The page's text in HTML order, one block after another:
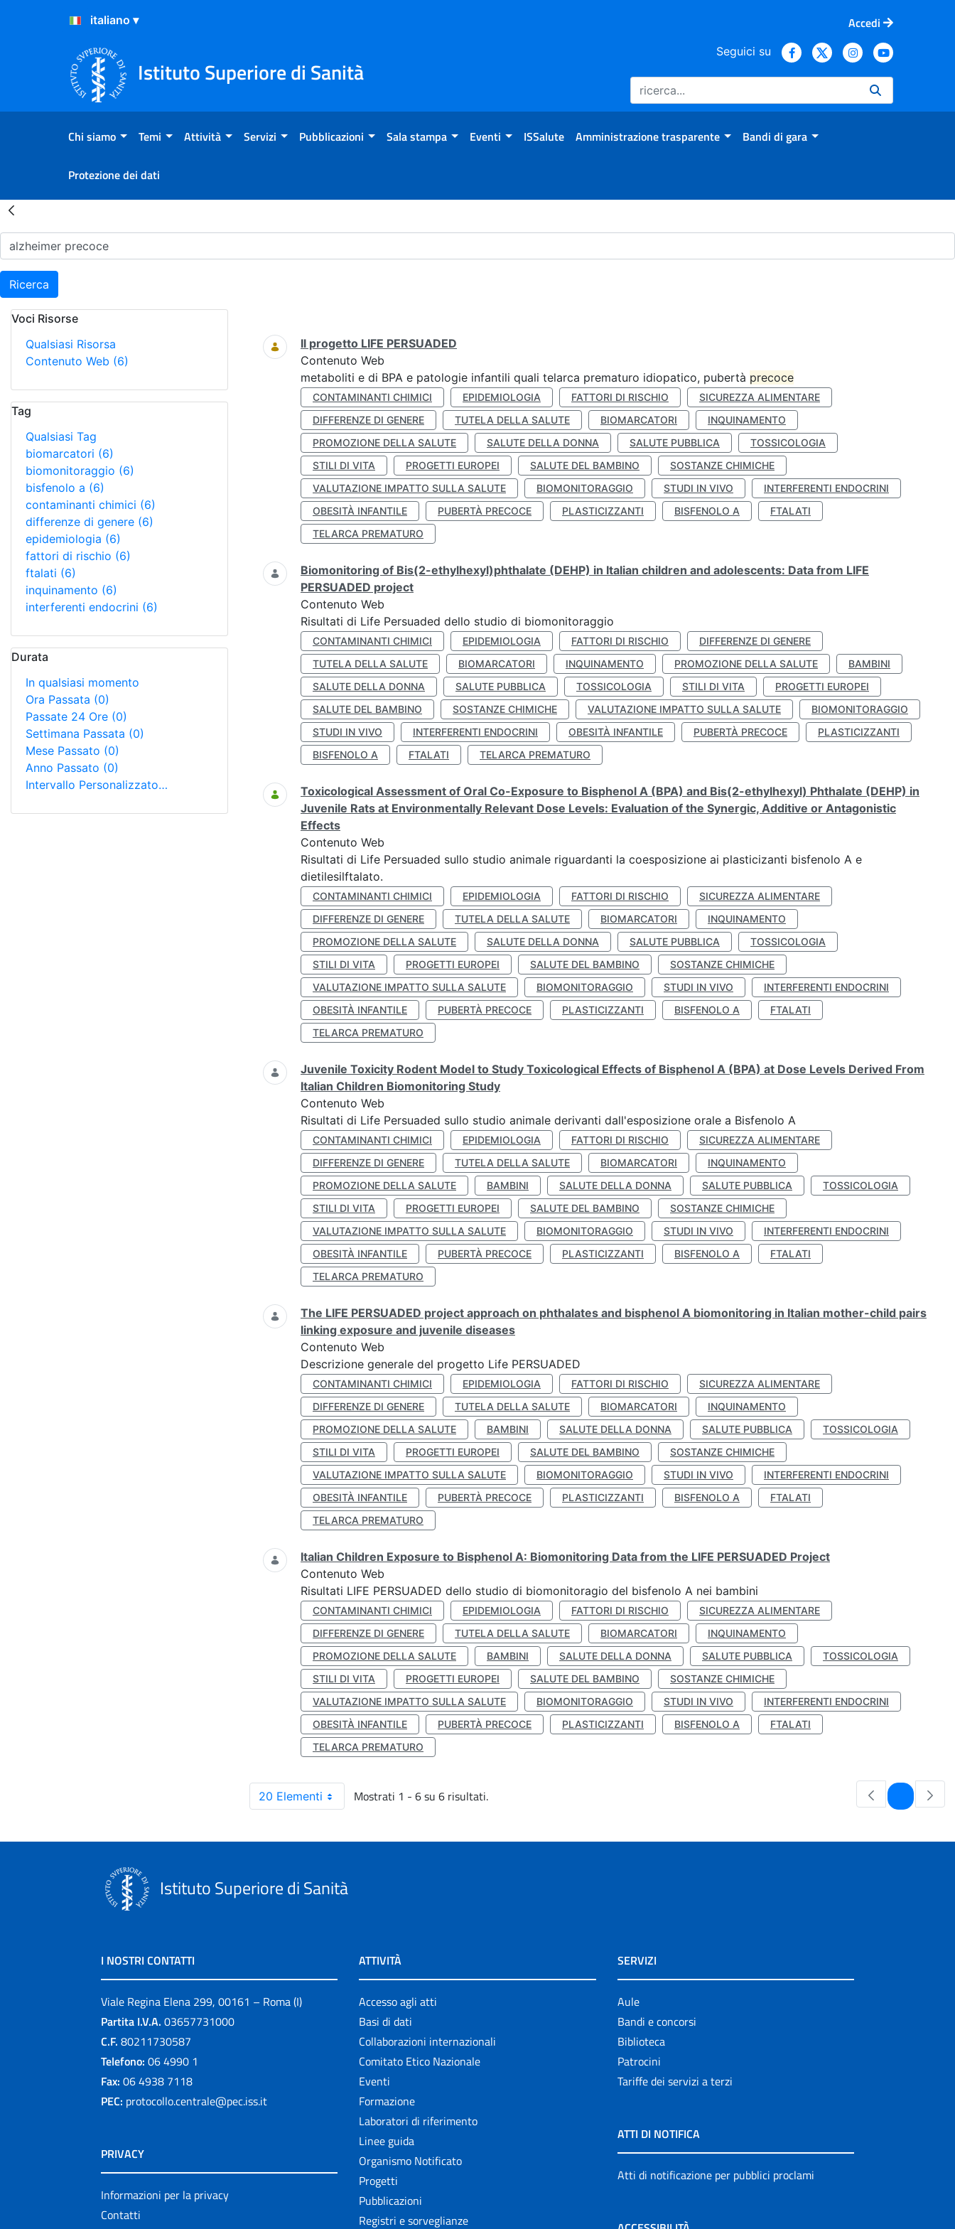
Salta al Contenuto
Salta al Footer
Accedi
Istituto Superiore di Sanità
Seguici su
Chi siamo Temi Attività Servizi Pubblicazioni Sala stampa Eventi ISSalute Amministrazione trasparente Bandi di gara
Protezione dei dati
Risultati della Ricerca - Home
Ricerca
Voci Risorse
Qualsiasi Risorsa
Contenuto Web (6)
Tag
Qualsiasi Tag
biomarcatori (6)
biomonitoraggio (6)
bisfenolo a (6)
contaminanti chimici (6)
differenze di genere (6)
epidemiologia (6)
fattori di rischio (6)
ftalati (6)
inquinamento (6)
interferenti endocrini (6)
Durata
In qualsiasi momento
Ora Passata (0)
Passate 24 Ore (0)
Settimana Passata (0)
Mese Passato (0)
Anno Passato (0)
Intervallo Personalizzato…
Ricerca
Il progetto LIFE PERSUADED
Contenuto Web
metaboliti e di BPA e patologie infantili quali telarca prematuro idiopatico, pubertà precoce
CONTAMINANTI CHIMICI EPIDEMIOLOGIA FATTORI DI RISCHIO
SICUREZZA ALIMENTARE
DIFFERENZE DI GENERE
TUTELA DELLA SALUTE BIOMARCATORI
INQUINAMENTO
PROMOZIONE DELLA SALUTE
SALUTE DELLA DONNA SALUTE PUBBLICA
TOSSICOLOGIA
STILI DI VITA
PROGETTI EUROPEI SALUTE DEL BAMBINO
SOSTANZE CHIMICHE
VALUTAZIONE IMPATTO SULLA SALUTE
BIOMONITORAGGIO STUDI IN VIVO
INTERFERENTI ENDOCRINI
OBESITÀ INFANTILE
PUBERTÀ PRECOCE PLASTICIZZANTI BISFENOLO A
FTALATI
TELARCA PREMATURO
Biomonitoring of Bis(2-ethylhexyl)phthalate (DEHP) in Italian children and adolescents: Data from LIFE
PERSUADED project
Contenuto Web
Risultati di Life Persuaded dello studio di biomonitoraggio
CONTAMINANTI CHIMICI EPIDEMIOLOGIA FATTORI DI RISCHIO
DIFFERENZE DI GENERE
TUTELA DELLA SALUTE
BIOMARCATORI INQUINAMENTO PROMOZIONE DELLA SALUTE
BAMBINI
SALUTE DELLA DONNA
SALUTE PUBBLICA TOSSICOLOGIA STILI DI VITA
PROGETTI EUROPEI
SALUTE DEL BAMBINO
SOSTANZE CHIMICHE VALUTAZIONE IMPATTO SULLA SALUTE
BIOMONITORAGGIO
STUDI IN VIVO
INTERFERENTI ENDOCRINI OBESITÀ INFANTILE PUBERTÀ PRECOCE
PLASTICIZZANTI
BISFENOLO A
FTALATI TELARCA PREMATURO
Toxicological Assessment of Oral Co-Exposure to Bisphenol A (BPA) and Bis(2-ethylhexyl) Phthalate (DEHP) in
Juvenile Rats at Environmentally Relevant Dose Levels: Evaluation of the Synergic, Additive or Antagonistic
Effects
Contenuto Web
Risultati di Life Persuaded sullo studio animale riguardanti la coesposizione ai plasticizanti bisfenolo A e
dietilesilftalato.
CONTAMINANTI CHIMICI EPIDEMIOLOGIA FATTORI DI RISCHIO
SICUREZZA ALIMENTARE
DIFFERENZE DI GENERE
TUTELA DELLA SALUTE BIOMARCATORI
INQUINAMENTO
PROMOZIONE DELLA SALUTE
SALUTE DELLA DONNA SALUTE PUBBLICA
TOSSICOLOGIA
STILI DI VITA
PROGETTI EUROPEI SALUTE DEL BAMBINO
SOSTANZE CHIMICHE
VALUTAZIONE IMPATTO SULLA SALUTE
BIOMONITORAGGIO STUDI IN VIVO
INTERFERENTI ENDOCRINI
OBESITÀ INFANTILE
PUBERTÀ PRECOCE PLASTICIZZANTI BISFENOLO A
FTALATI
TELARCA PREMATURO
Juvenile Toxicity Rodent Model to Study Toxicological Effects of Bisphenol A (BPA) at Dose Levels Derived From
Italian Children Biomonitoring Study
Contenuto Web
Risultati di Life Persuaded sullo studio animale derivanti dall'esposizione orale a Bisfenolo A
CONTAMINANTI CHIMICI EPIDEMIOLOGIA FATTORI DI RISCHIO
SICUREZZA ALIMENTARE
DIFFERENZE DI GENERE
TUTELA DELLA SALUTE BIOMARCATORI
INQUINAMENTO
PROMOZIONE DELLA SALUTE
BAMBINI SALUTE DELLA DONNA SALUTE PUBBLICA
TOSSICOLOGIA
STILI DI VITA
PROGETTI EUROPEI SALUTE DEL BAMBINO
SOSTANZE CHIMICHE
VALUTAZIONE IMPATTO SULLA SALUTE
BIOMONITORAGGIO STUDI IN VIVO
INTERFERENTI ENDOCRINI
OBESITÀ INFANTILE
PUBERTÀ PRECOCE PLASTICIZZANTI BISFENOLO A
FTALATI
TELARCA PREMATURO
The LIFE PERSUADED project approach on phthalates and bisphenol A biomonitoring in Italian mother-child pairs
linking exposure and juvenile diseases
Contenuto Web
Descrizione generale del progetto Life PERSUADED
CONTAMINANTI CHIMICI EPIDEMIOLOGIA FATTORI DI RISCHIO
SICUREZZA ALIMENTARE
DIFFERENZE DI GENERE
TUTELA DELLA SALUTE BIOMARCATORI
INQUINAMENTO
PROMOZIONE DELLA SALUTE
BAMBINI SALUTE DELLA DONNA SALUTE PUBBLICA
TOSSICOLOGIA
STILI DI VITA
PROGETTI EUROPEI SALUTE DEL BAMBINO
SOSTANZE CHIMICHE
VALUTAZIONE IMPATTO SULLA SALUTE
BIOMONITORAGGIO STUDI IN VIVO
INTERFERENTI ENDOCRINI
OBESITÀ INFANTILE
PUBERTÀ PRECOCE PLASTICIZZANTI BISFENOLO A
FTALATI
TELARCA PREMATURO
Italian Children Exposure to Bisphenol A: Biomonitoring Data from the LIFE PERSUADED Project
Contenuto Web
Risultati LIFE PERSUADED dello studio di biomonitoragio del bisfenolo A nei bambini
CONTAMINANTI CHIMICI EPIDEMIOLOGIA FATTORI DI RISCHIO
SICUREZZA ALIMENTARE
DIFFERENZE DI GENERE
TUTELA DELLA SALUTE BIOMARCATORI
INQUINAMENTO
PROMOZIONE DELLA SALUTE
BAMBINI SALUTE DELLA DONNA SALUTE PUBBLICA
TOSSICOLOGIA
STILI DI VITA
PROGETTI EUROPEI SALUTE DEL BAMBINO
SOSTANZE CHIMICHE
VALUTAZIONE IMPATTO SULLA SALUTE
BIOMONITORAGGIO STUDI IN VIVO
INTERFERENTI ENDOCRINI
OBESITÀ INFANTILE
PUBERTÀ PRECOCE PLASTICIZZANTI BISFENOLO A
FTALATI
TELARCA PREMATURO
20 Elementi Mostrati 1 - 6 su 6 risultati. Pagina
Istituto Superiore di Sanità
I NOSTRI CONTATTI
Viale Regina Elena 299, 00161 – Roma (I)
Partita I.V.A. 03657731000
C.F. 80211730587
Telefono: 06 4990 1
Fax: 06 4938 7118
PEC: protocollo.centrale@pec.iss.it
PRIVACY
Informazioni per la privacy
Contatti
ATTIVITÀ
Accesso agli atti
Basi di dati
Collaborazioni internazionali
Comitato Etico Nazionale
Eventi
Formazione
Laboratori di riferimento
Linee guida
Organismo Notificato
Progetti
Pubblicazioni
Registri e sorveglianze
SERVIZI
Aule
Bandi e concorsi
Biblioteca
Patrocini
Tariffe dei servizi a terzi
ATTI DI NOTIFICA
Atti di notificazione per pubblici proclami